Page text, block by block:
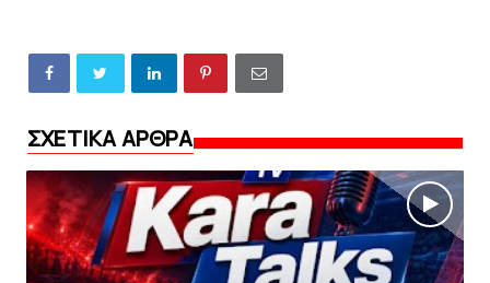
ΣΧΕΤΙΚΑ ΑΡΘΡΑ